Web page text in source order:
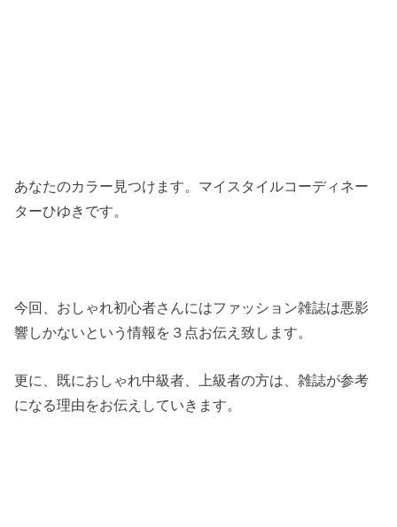
あなたのカラー見つけます。マイスタイルコーディネー
ターひゆきです。
今回、おしゃれ初心者さんにはファッション雑誌は悪影
響しかないという情報を３点お伝え致します。
更に、既におしゃれ中級者、上級者の方は、雑誌が参考
になる理由をお伝えしていきます。